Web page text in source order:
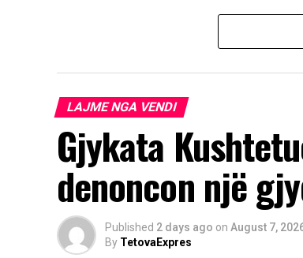
LAJME NGA VENDI
Gjykata
denoncon një
Published 2 days ago on August 7,
By TetovaExpres